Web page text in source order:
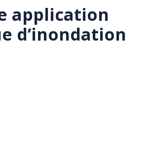
application
d’inondation